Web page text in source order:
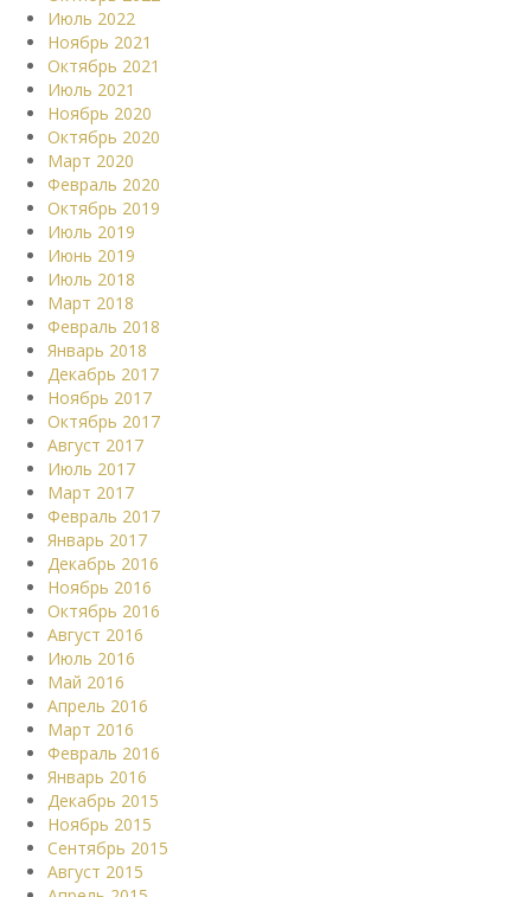
Июль 2022
Ноябрь 2021
Октябрь 2021
Июль 2021
Ноябрь 2020
Октябрь 2020
Март 2020
Февраль 2020
Октябрь 2019
Июль 2019
Июнь 2019
Июль 2018
Март 2018
Февраль 2018
Январь 2018
Декабрь 2017
Ноябрь 2017
Октябрь 2017
Август 2017
Июль 2017
Март 2017
Февраль 2017
Январь 2017
Декабрь 2016
Ноябрь 2016
Октябрь 2016
Август 2016
Июль 2016
Май 2016
Апрель 2016
Март 2016
Февраль 2016
Январь 2016
Декабрь 2015
Ноябрь 2015
Сентябрь 2015
Август 2015